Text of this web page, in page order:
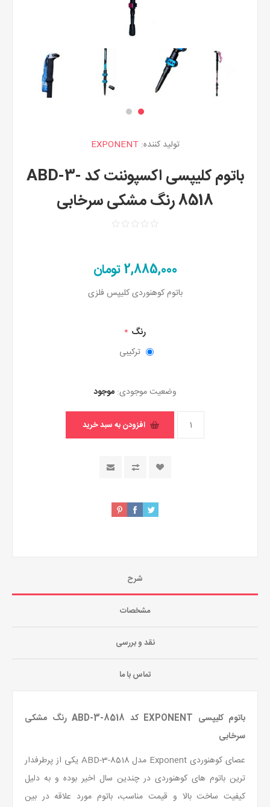
تولید کننده: EXPONENT
باتوم کلیپسی اکسپوننت کد ABD-3-
8518 رنگ مشکی سرخابی
2,885,000 تومان
باتوم کوهنوردی کلیپس فلزی
رنگ *
ترکیبی
وضعیت موجودی: موجود
شرح
مشخصات
نقد و بررسی
تماس با ما
باتوم کلیپسی EXPONENT کد ABD-3-8518 رنگ مشکی
سرخابی
عصای کوهنوردی Exponent مدل ABD-3-8518 یکی از پرطرفدار
ترین باتوم های کوهنوردی در چندین سال اخیر بوده و به دلیل
کیفیت ساخت بالا و قیمت مناسب، باتوم مورد علاقه در بین